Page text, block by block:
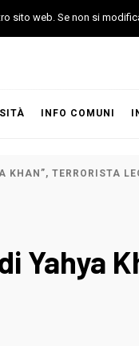
INFO COMUNI
KHAN”, TERRORISTA
Yahya
sito web. Se non si